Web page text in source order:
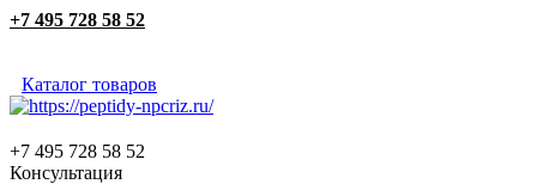
+7 495 728 58 52
Каталог товаров
+7 495 728 58 52
Консультация